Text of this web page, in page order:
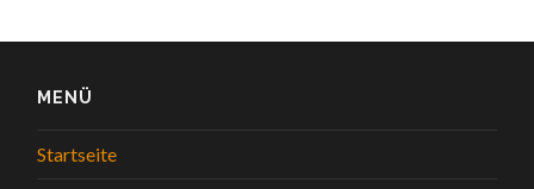
MENÜ
Startseite